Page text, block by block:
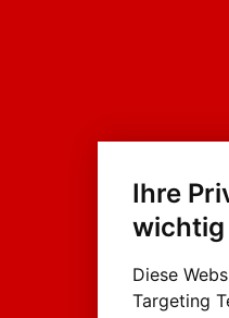
Ihre
wichtig
Diese
Targeting